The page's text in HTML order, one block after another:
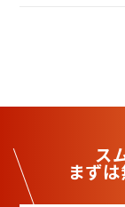
ス
まずは